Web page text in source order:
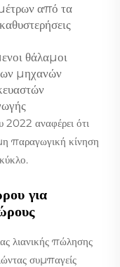
από τα
θάλαμοι
μηχανών
2022 αναφέρει ότι
παραγωγική κίνηση
για
λιανικής πώλησης
συμπαγείς